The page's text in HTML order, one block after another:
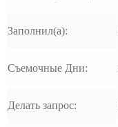
Заполнил(а):
Съемочные Дни:
Делать запрос: